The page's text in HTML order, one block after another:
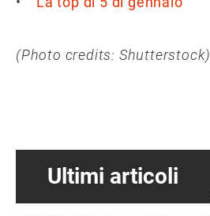
(Photo credits: Shutterstock)
Ultimi articoli